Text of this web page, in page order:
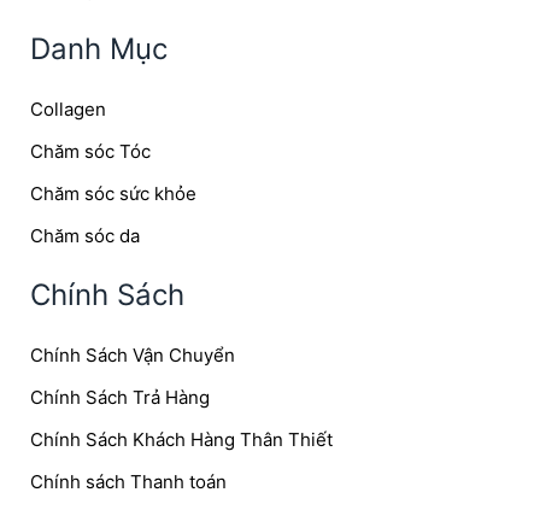
Danh Mục
Collagen
Chăm sóc Tóc
Chăm sóc sức khỏe
Chăm sóc da
Chính Sách
Chính Sách Vận Chuyển
Chính Sách Trả Hàng
Chính Sách Khách Hàng Thân Thiết
Chính sách Thanh toán